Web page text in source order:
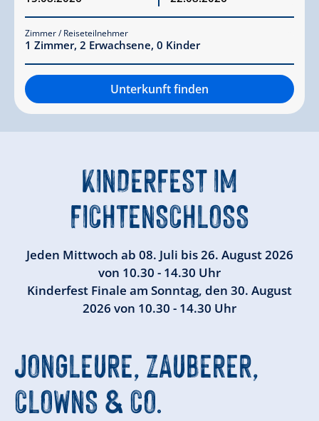
Zimmer / Reiseteilnehmer
1 Zimmer, 2 Erwachsene, 0 Kinder
Unterkunft finden
KINDERFESTIM
FICHTENSCHLOSS
Jeden Mittwoch ab 08. Juli bis 26. August 2026
von 10.30 - 14.30 Uhr
Kinderfest Finale am Sonntag, den 30. August
2026 von 10.30 - 14.30 Uhr
JONGLEURE, ZAUBERER,
CLOWNS & CO.